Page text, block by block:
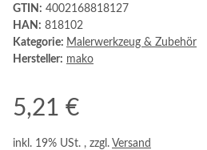
GTIN: 4002168818127
HAN: 818102
Kategorie: Malerwerkzeug & Zubehör
Hersteller: mako
5,21 €
inkl. 19% USt. , zzgl. Versand